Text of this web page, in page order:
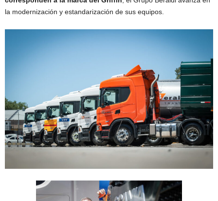
la modernización y estandarización de sus equipos.